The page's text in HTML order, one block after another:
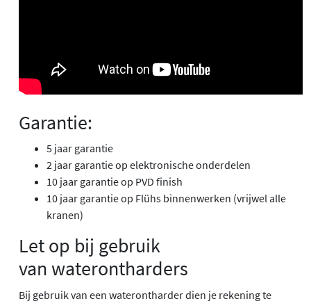
Garantie:
5 jaar garantie
2 jaar garantie op elektronische onderdelen
10 jaar garantie op PVD finish
10 jaar garantie op Flühs binnenwerken (vrijwel alle
kranen)
Let op bij gebruik
van waterontharders
Bij gebruik van een waterontharder dien je rekening te